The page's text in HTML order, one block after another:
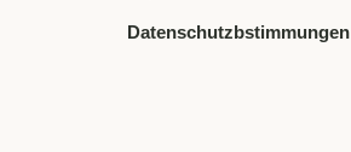
Datenschutzbstimmungen